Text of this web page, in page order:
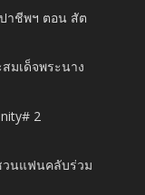
าชีพฯ ตอน สัต
มเด็จพระนาง
2
วนแฟนคลับร่วม